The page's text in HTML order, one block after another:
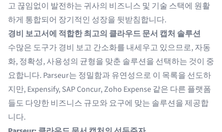
고 끊임없이 발전하는 귀사의 비즈니스 및 기술 스택에 원활
하게 통합되어 장기적인 성장을 뒷받침합니다.
경비 보고서에 적합한 최고의 클라우드 문서 캡처 솔루션
수많은 도구가 경비 보고 간소화를 내세우고 있으므로, 자동
화, 정확성, 사용성의 균형을 맞춘 솔루션을 선택하는 것이 중
요합니다. Parseur는 정밀함과 유연성으로 이 목록을 선도하
지만, Expensify, SAP Concur, Zoho Expense 같은 다른 플랫폼
들도 다양한 비즈니스 규모와 요구에 맞는 솔루션을 제공합
니다.